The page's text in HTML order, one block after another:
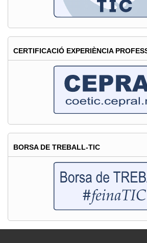
CERTIFICACIÓ EXPERIÈNCIA
BORSA DE TREBALL-TIC